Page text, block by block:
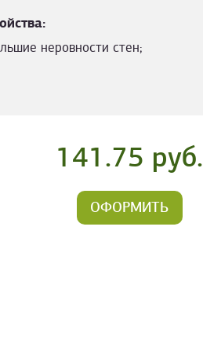
неровности стен;
141.75 руб.
ОФОРМИТЬ